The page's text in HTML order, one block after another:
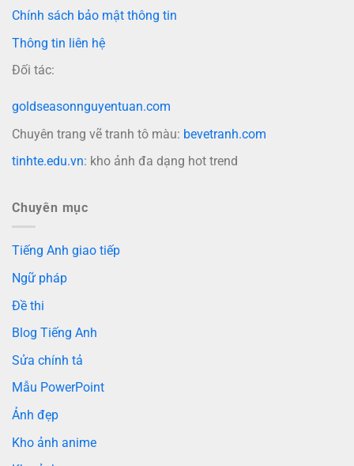
Chính sách bảo mật thông tin
Thông tin liên hệ
Đối tác:
goldseasonnguyentuan.com
Chuyên trang vẽ tranh tô màu: bevetranh.com
tinhte.edu.vn: kho ảnh đa dạng hot trend
Chuyên mục
Tiếng Anh giao tiếp
Ngữ pháp
Đề thi
Blog Tiếng Anh
Sửa chính tả
Mẫu PowerPoint
Ảnh đẹp
Kho ảnh anime